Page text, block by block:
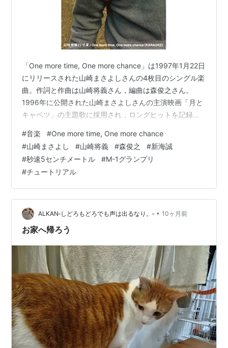
「One more time, One more chance」は1997年1月22日
にリリースされた山崎まさよしさんの4枚目のシングル楽
曲。作詞と作曲は山崎将義さん，編曲は森俊之さん。
1996年に公開された山崎まさよしさんの主演映画「月と
キャベツ」の主題歌に採用され，ロングヒットを記録。
ェア･エニックスのアプリゲーム「ロマンシング サガ リ･
ユニバース」2周年キャンペーンのTV CMソングに採用。
2007年に公開された新海誠監督のアニメ映画「秒速5セ
ンチメートル」の主題歌に使用され，「One more time,
One more …
#音楽 #One more time, One more chance
#山崎まさよし #山崎将義 #森俊之 #新海誠
#秒速5センチメートル #M-1グランプリ
#チュートリアル
ALKAN‐しどろもどろでも声は出るなり。‐ • 10ヶ月前
お家へ帰ろう